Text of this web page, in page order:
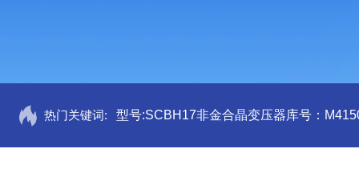
热门关键词: 型号:SCBH17非金合晶变压器库号：